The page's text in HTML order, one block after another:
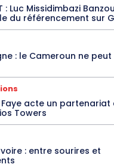
: Luc Missidimbazi
du référencement sur
: le Cameroun ne peut
acte un partenariat
Towers
: entre sourires et